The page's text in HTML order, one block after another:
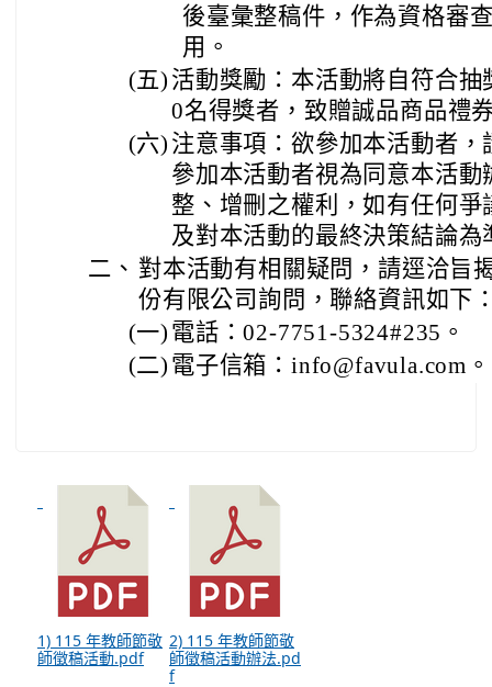
後臺彙整稿件，作為資格審
用。
(五) 活動獎勵：本活動將自符合
0名得獎者，致贈誠品商品禮
(六) 注意事項：欲參加本活動者
參加本活動者視為同意本活
整、增刪之權利，如有任何
及對本活動的最終決策結論為
二、 對本活動有相關疑問，請逕洽旨
份有限公司詢問，聯絡資訊如下
(一) 電話：02-7751-5324#235。
(二) 電子信箱：info@favula.com。
1) 115 年教師節敬
師徵稿活動.pdf
2) 115 年教師節敬
師徵稿活動辦法.pd
f